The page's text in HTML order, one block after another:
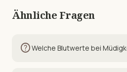
Ähnliche Fragen
helpWelche Blutwerte bei